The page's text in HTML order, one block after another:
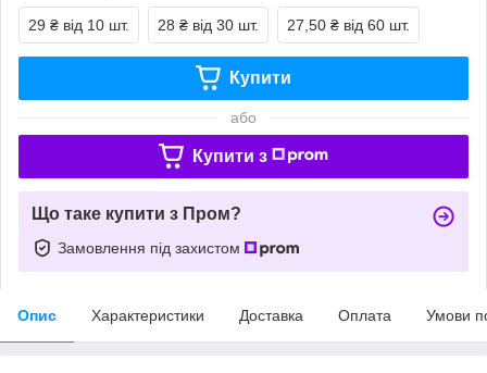
29 ₴ від 10 шт. 28 ₴ від 30 шт. 27,50 ₴ від 60 шт.
Купити
або
Купити з
Що таке купити з Пром?
Замовлення під захистом
Опис Характеристики Доставка Оплата Умови